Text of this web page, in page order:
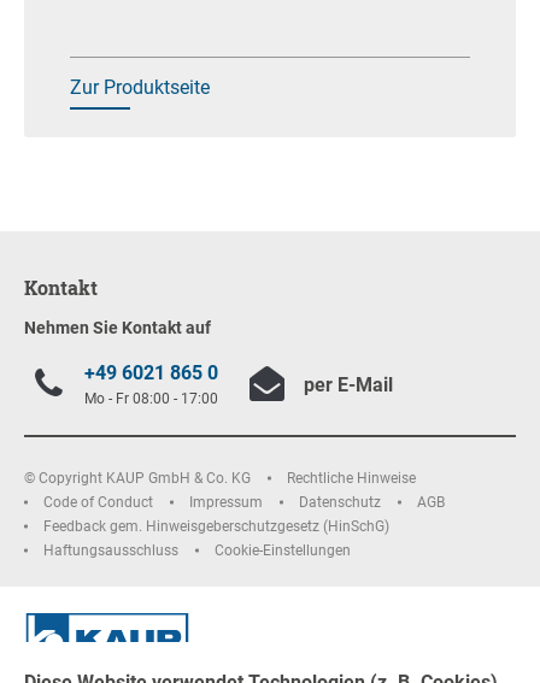
Zur Produktseite
Kontakt
Nehmen Sie Kontakt auf
+49 6021 865 0
Mo - Fr 08:00 - 17:00
per E-Mail
© Copyright KAUP GmbH & Co. KG
Rechtliche Hinweise
Code of Conduct
Impressum Datenschutz
AGB
Feedback gem. Hinweisgeberschutzgesetz (HinSchG)
Haftungsausschluss
Cookie-Einstellungen